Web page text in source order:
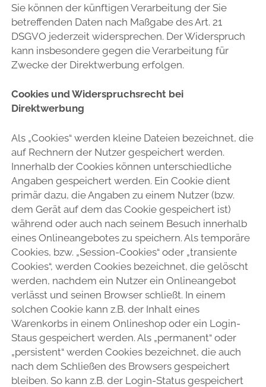
Sie können der künftigen Verarbeitung der Sie
betreffenden Daten nach Maßgabe des Art. 21
DSGVO jederzeit widersprechen. Der Widerspruch
kann insbesondere gegen die Verarbeitung für
Zwecke der Direktwerbung erfolgen.
Cookies und Widerspruchsrecht bei
Direktwerbung
Als „Cookies“ werden kleine Dateien bezeichnet, die
auf Rechnern der Nutzer gespeichert werden.
Innerhalb der Cookies können unterschiedliche
Angaben gespeichert werden. Ein Cookie dient
primär dazu, die Angaben zu einem Nutzer (bzw.
dem Gerät auf dem das Cookie gespeichert ist)
während oder auch nach seinem Besuch innerhalb
eines Onlineangebotes zu speichern. Als temporäre
Cookies, bzw. „Session-Cookies“ oder „transiente
Cookies“, werden Cookies bezeichnet, die gelöscht
werden, nachdem ein Nutzer ein Onlineangebot
verlässt und seinen Browser schließt. In einem
solchen Cookie kann z.B. der Inhalt eines
Warenkorbs in einem Onlineshop oder ein Login-
Staus gespeichert werden. Als „permanent“ oder
„persistent“ werden Cookies bezeichnet, die auch
nach dem Schließen des Browsers gespeichert
bleiben. So kann z.B. der Login-Status gespeichert